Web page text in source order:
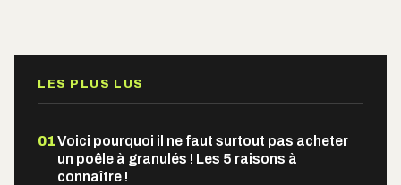
LES PLUS LUS
01Voici pourquoi il ne faut surtout pas acheter
un poêle à granulés ! Les 5 raisons à
connaître !